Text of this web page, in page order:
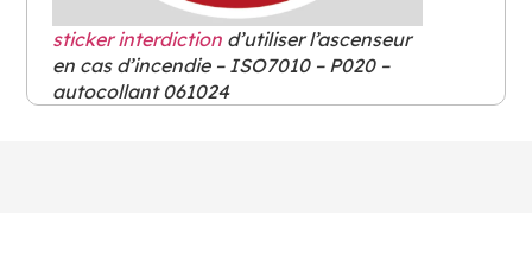
sticker interdictiond’utiliser l’ascenseur
en cas d’incendie – ISO7010 – P020 –
autocollant 061024